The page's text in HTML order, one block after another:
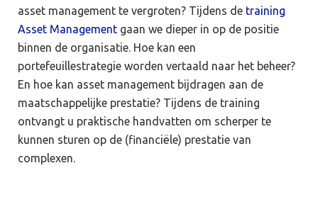
asset management te vergroten? Tijdens de training
Asset Management gaan we dieper in op de positie
binnen de organisatie. Hoe kan een
portefeuillestrategie worden vertaald naar het beheer?
En hoe kan asset management bijdragen aan de
maatschappelijke prestatie? Tijdens de training
ontvangt u praktische handvatten om scherper te
kunnen sturen op de (financiële) prestatie van
complexen.